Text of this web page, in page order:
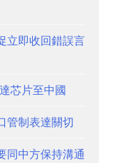
立即收回錯誤言
芯片至中國
管制表達關切
同中方保持溝通